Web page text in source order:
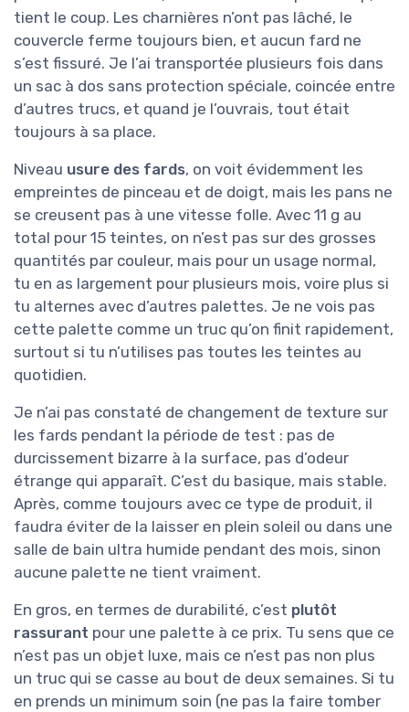
tient le coup. Les charnières n’ont pas lâché, le
couvercle ferme toujours bien, et aucun fard ne
s’est fissuré. Je l’ai transportée plusieurs fois dans
un sac à dos sans protection spéciale, coincée entre
d’autres trucs, et quand je l’ouvrais, tout était
toujours à sa place.
Niveau usure des fards, on voit évidemment les
empreintes de pinceau et de doigt, mais les pans ne
se creusent pas à une vitesse folle. Avec 11 g au
total pour 15 teintes, on n’est pas sur des grosses
quantités par couleur, mais pour un usage normal,
tu en as largement pour plusieurs mois, voire plus si
tu alternes avec d’autres palettes. Je ne vois pas
cette palette comme un truc qu’on finit rapidement,
surtout si tu n’utilises pas toutes les teintes au
quotidien.
Je n’ai pas constaté de changement de texture sur
les fards pendant la période de test : pas de
durcissement bizarre à la surface, pas d’odeur
étrange qui apparaît. C’est du basique, mais stable.
Après, comme toujours avec ce type de produit, il
faudra éviter de la laisser en plein soleil ou dans une
salle de bain ultra humide pendant des mois, sinon
aucune palette ne tient vraiment.
En gros, en termes de durabilité, c’est plutôt
rassurant pour une palette à ce prix. Tu sens que ce
n’est pas un objet luxe, mais ce n’est pas non plus
un truc qui se casse au bout de deux semaines. Si tu
en prends un minimum soin (ne pas la faire tomber